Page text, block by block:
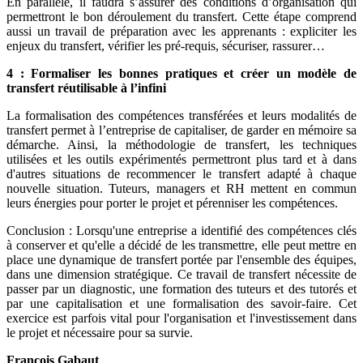
permettront le bon déroulement du transfert. Cette étape comprend
aussi un travail de préparation avec les apprenants : expliciter les
enjeux du transfert, vérifier les pré-requis, sécuriser, rassurer…
4 : Formaliser les bonnes pratiques et créer un modèle de
transfert réutilisable à l’infini
La formalisation des compétences transférées et leurs modalités de
transfert permet à l’entreprise de capitaliser, de garder en mémoire sa
démarche. Ainsi, la méthodologie de transfert, les techniques
utilisées et les outils expérimentés permettront plus tard et à dans
d'autres situations de recommencer le transfert adapté à chaque
nouvelle situation. Tuteurs, managers et RH mettent en commun
leurs énergies pour porter le projet et pérenniser les compétences.
Conclusion : Lorsqu'une entreprise a identifié des compétences clés
à conserver et qu'elle a décidé de les transmettre, elle peut mettre en
place une dynamique de transfert portée par l'ensemble des équipes,
dans une dimension stratégique. Ce travail de transfert nécessite de
passer par un diagnostic, une formation des tuteurs et des tutorés et
par une capitalisation et une formalisation des savoir-faire. Cet
exercice est parfois vital pour l'organisation et l'investissement dans
le projet et nécessaire pour sa survie.